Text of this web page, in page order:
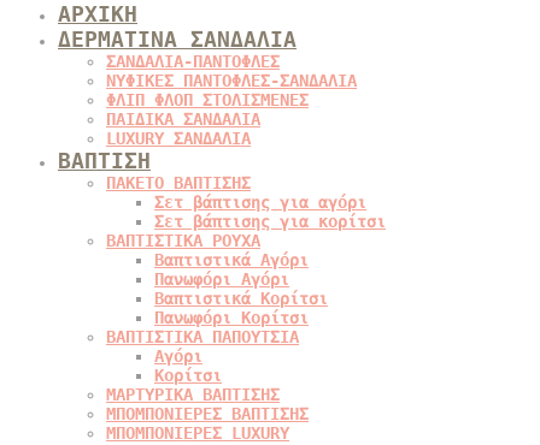
ΑΡΧΙΚΗ
ΔΕΡΜΑΤΙΝΑ ΣΑΝΔΑΛΙΑ
ΣΑΝΔΑΛΙΑ-ΠΑΝΤΟΦΛΕΣ
ΝΥΦΙΚΕΣ ΠΑΝΤΟΦΛΕΣ-ΣΑΝΔΑΛΙΑ
ΦΛΙΠ ΦΛΟΠ ΣΤΟΛΙΣΜΕΝΕΣ
ΠΑΙΔΙΚΑ ΣΑΝΔΑΛΙΑ
LUXURY ΣΑΝΔΑΛΙΑ
ΒΑΠΤΙΣΗ
ΠΑΚΕΤΟ ΒΑΠΤΙΣΗΣ
Σετ βάπτισης για αγόρι
Σετ βάπτισης για κορίτσι
ΒΑΠΤΙΣΤΙΚΑ ΡΟΥΧΑ
Βαπτιστικά Αγόρι
Πανωφόρι Αγόρι
Βαπτιστικά Κορίτσι
Πανωφόρι Κορίτσι
ΒΑΠΤΙΣΤΙΚΑ ΠΑΠΟΥΤΣΙΑ
Αγόρι
Κορίτσι
ΜΑΡΤΥΡΙΚΑ ΒΑΠΤΙΣΗΣ
ΜΠΟΜΠΟΝΙΕΡΕΣ ΒΑΠΤΙΣΗΣ
ΜΠΟΜΠΟΝΙΕΡΕΣ LUXURY